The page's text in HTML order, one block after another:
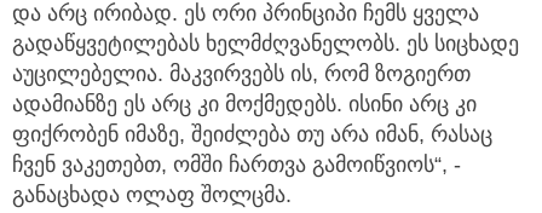
და არც ირიბად. ეს ორი პრინციპი ჩემს ყველა
გადაწყვეტილებას ხელმძღვანელობს. ეს სიცხადე
აუცილებელია. მაკვირვებს ის, რომ ზოგიერთ
ადამიანზე ეს არც კი მოქმედებს. ისინი არც კი
ფიქრობენ იმაზე, შეიძლება თუ არა იმან, რასაც
ჩვენ ვაკეთებთ, ომში ჩართვა გამოიწვიოს“, -
განაცხადა ოლაფ შოლცმა.